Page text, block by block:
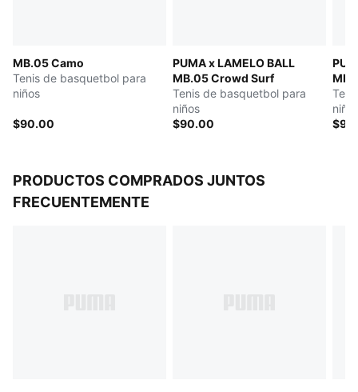
Detalles de la marca LaMelo
PUMA Kids: Recomendado para niños pequeños de 4
MB.05 Camo
Tenis de basquetbol para
niños
$90.00
PUMA x LAMELO BALL
MB.05 Crowd Surf
Tenis de basquetbol para
niños
$90.00
PRODUCTOS COMPRADOS JUNTOS
FRECUENTEMENTE